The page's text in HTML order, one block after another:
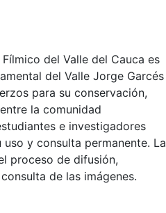
del Valle del Cauca es
del Valle Jorge Garcés
para su conservación,
la comunidad
e investigadores
y consulta permanente. La
proceso de difusión,
de las imágenes.